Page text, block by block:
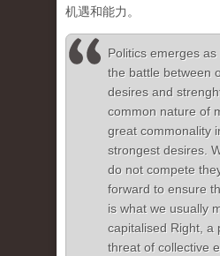
机遇和能力。
Politics emerges
the battle between
desires and
common nature of
great commonality
strongest desires.
do not compete
forward to ensure
is what we usually
capitalised Right, a
threat of collective